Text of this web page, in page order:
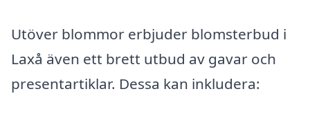
Utöver blommor erbjuder blomsterbud i
Laxå även ett brett utbud av gavar och
presentartiklar. Dessa kan inkludera: